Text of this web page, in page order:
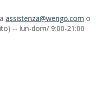
assistenza@wengo.com
-- lun-dom/ 9:00-21:00